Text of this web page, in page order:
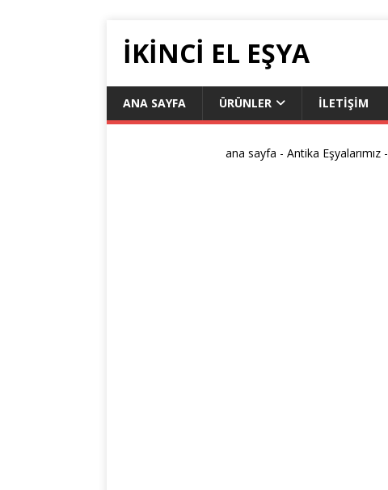
IKINCI EL EŞYA
ANA SAYFA ÜRÜNLER İLETIŞIM
ana sayfa - Antika Eşyalarımız-